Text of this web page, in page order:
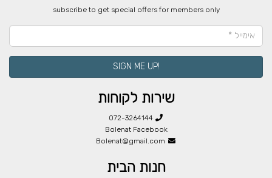
​subscribe to get special offers for members only
!SIGN ME UP
שירות לקוחות
072-3264144
Bolenat Facebook
Bolenat@gmail.com
חנות הבית